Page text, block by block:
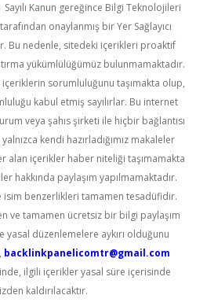
Sayılı Kanun gereğince Bilgi Teknolojileri
onaylanmış bir Yer Sağlayıcı
Bu nedenle, sitedeki içerikleri proaktif
yükümlülüğümüz bulunmamaktadır.
içeriklerin sorumluluğunu taşımakta olup,
kabul etmiş sayılırlar. Bu internet
veya şahıs şirketi ile hiçbir bağlantısı
kendi hazırladığımız makaleler
alan içerikler haber niteliği taşımamakta
hakkında paylaşım yapılmamaktadır.
isim benzerlikleri tamamen tesadüfidir.
ve tamamen ücretsiz bir bilgi paylaşım
düzenlemelere aykırı olduğunu
backlinkpanelicomtr@gmail.com
ilgili içerikler yasal süre içerisinde
kaldırılacaktır.